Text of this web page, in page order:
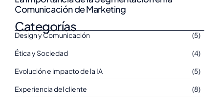
Comunicación de Marketing
Categorías
Design y Comunicación (5)
Ética y Sociedad (4)
Evolución e impacto de la IA (5)
Experiencia del cliente (8)